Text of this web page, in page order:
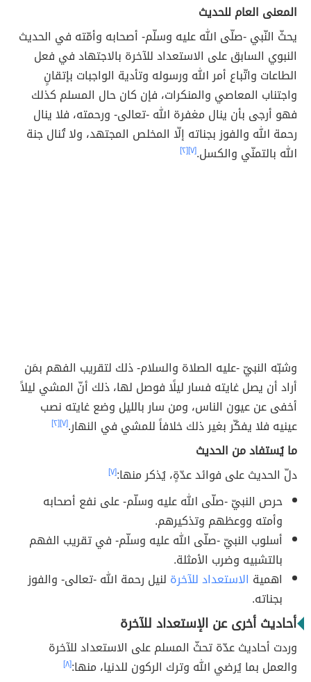
المعنى العام للحديث
يحثّ النّبي -صلّى الله عليه وسلّم- أصحابه وأمّته في الحديث
النبوي السابق على الاستعداد للآخرة بالاجتهاد في فعل
الطاعات واتّباع أمر الله ورسوله وتأدية الواجبات بإتقانٍ
واجتناب المعاصي والمنكرات، فإن كان حال المسلم كذلك
فهو أرجى بأن ينال مغفرة الله -تعالى- ورحمته، فلا ينال
رحمة الله والفوز بجناته إلّا المخلص المجتهد، ولا تُنال جنة
الله بالتمنّي والكسل.[٧] [٢]
وشبّه النبيّ -عليه الصلاة والسلام- ذلك لتقريب الفهم بمَن
أراد أن يصل غايته فسار ليلًا فوصل لها، ذلك أنّ المشي ليلاً
أخفى عن عيون الناس، ومن سار بالليل وضع غايته نصب
عينيه فلا يفكّر بغير ذلك خلافاً للمشي في النهار.[٧] [٢]
ما يُستفاد من الحديث
دلّ الحديث على فوائد عدّةٍ، يُذكر منها:[٧]
حرص النبيّ -صلّى الله عليه وسلّم- على نفع أصحابه
وأمته ووعظهم وتذكيرهم.
أسلوب النبيّ -صلّى الله عليه وسلّم- في تقريب الفهم
بالتشبيه وضرب الأمثلة.
اهمية الاستعداد للآخرة لنيل رحمة الله -تعالى- والفوز
بجناته.
أحاديث أخرى عن الإستعداد للآخرة
وردت أحاديث عدّة تحثّ المسلم على الاستعداد للآخرة
والعمل بما يُرضي الله وترك الركون للدنيا، منها:[٨]